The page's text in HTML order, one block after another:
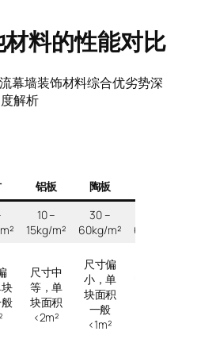
料的性能对比
幕墙装饰材料综合优劣势深
度解析
铝板 陶板
10 –
15kg/m²
30 –
60kg/m²
60kg/m²
尺寸中
等，单
块面积
<2m²
尺寸偏
小，单
块面积
一般
<1m²